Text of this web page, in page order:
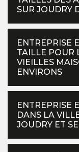
SUR JOUDRY
ENTREPRISE
TAILLE POUR
VIEILLES
ENVIRONS
ENTREPRISE
DANS LA
JOUDRY ET